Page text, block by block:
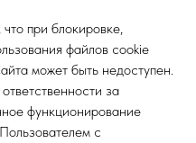
при блокировке,
файлов cookie
может быть недоступен.
за
функционирование
с